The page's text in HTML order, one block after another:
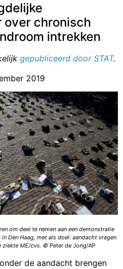
over chronisch
intrekken
gepubliceerd door STAT.
2019
om deel te nemen aan een demonstratie
Den Haag, met als doel: aandacht vragen
ziekte ME/cvs. © Peter de Jong/AP
de aandacht brengen